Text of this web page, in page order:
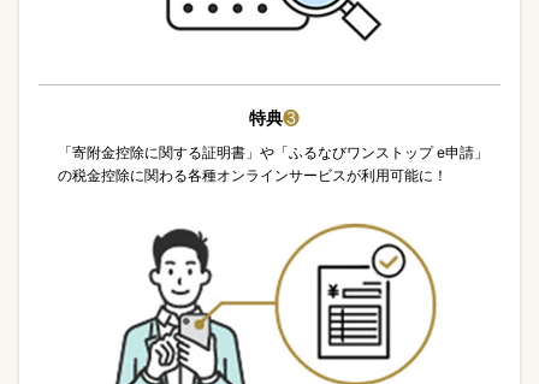
特典❸
「寄附金控除に関する証明書」や「ふるなびワンストップ e申請」
の税金控除に関わる各種オンラインサービスが利用可能に！